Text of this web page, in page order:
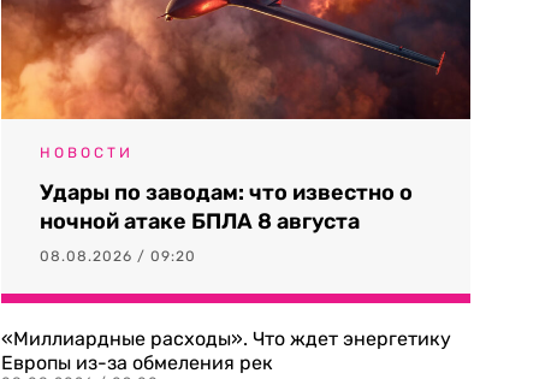
НОВОСТИ
Удары по заводам: что известно о
ночной атаке БПЛА 8 августа
08.08.2026 / 09:20
«Миллиардные расходы». Что ждет энергетику
Европы из-за обмеления рек